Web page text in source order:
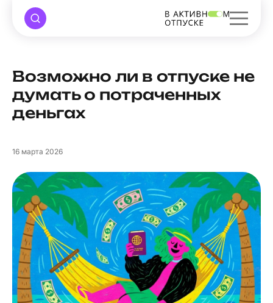
Возможно ли в отпуске не
думать о потраченных
деньгах
16 марта 2026